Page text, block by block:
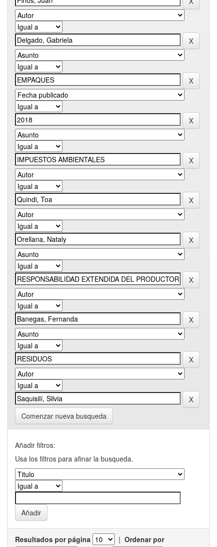
Comenzar nueva busqueda
Añadir filtros:
Usa los filtros para afinar la busqueda.
Resultados por página | Ordenar por